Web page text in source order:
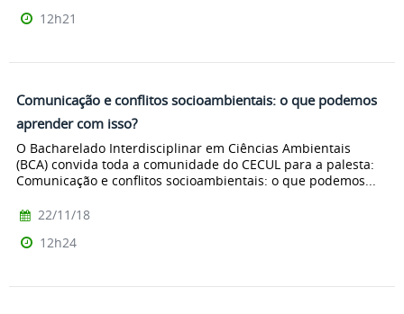
12h21
Comunicação e conflitos socioambientais: o que podemos
aprender com isso?
O Bacharelado Interdisciplinar em Ciências Ambientais
(BCA) convida toda a comunidade do CECUL para a palesta:
Comunicação e conflitos socioambientais: o que podemos...
22/11/18
12h24